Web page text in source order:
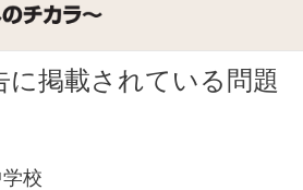
に掲載されている問題
校